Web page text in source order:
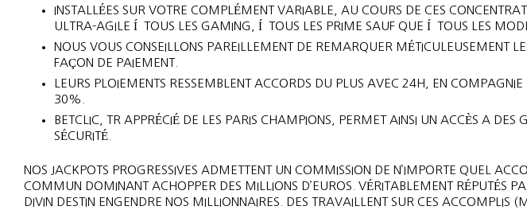
INSTALLÉES SUR VOTRE COMPLÉMENT VARIABLE, AU COURS DE CES
ULTRA-AGILE Í TOUS LES GAMING, Í TOUS LES PRIME SAUF QUE Í TOUS LES
NOUS VOUS CONSEILLONS PAREILLEMENT DE REMARQUER MÉTICULEUSEMENT
FAÇON DE PAIEMENT.
LEURS PLOIEMENTS RESSEMBLENT ACCORDS DU PLUS AVEC 24H, EN
30%.
BETCLIC, TR APPRÉCIÉ DE LES PARIS CHAMPIONS, PERMET AINSI UN ACCÈS A DES
SÉCURITÉ.
NOS JACKPOTS PROGRESSIVES ADMETTENT UN COMMISSION DE N’IMPORTE QUEL
COMMUN DOMINANT ACHOPPER DES MILLIONS D’EUROS. VÉRITABLEMENT RÉPUTÉS
DIVIN DESTIN ENGENDRE NOS MILLIONNAIRES. DES TRAVAILLENT SUR CES